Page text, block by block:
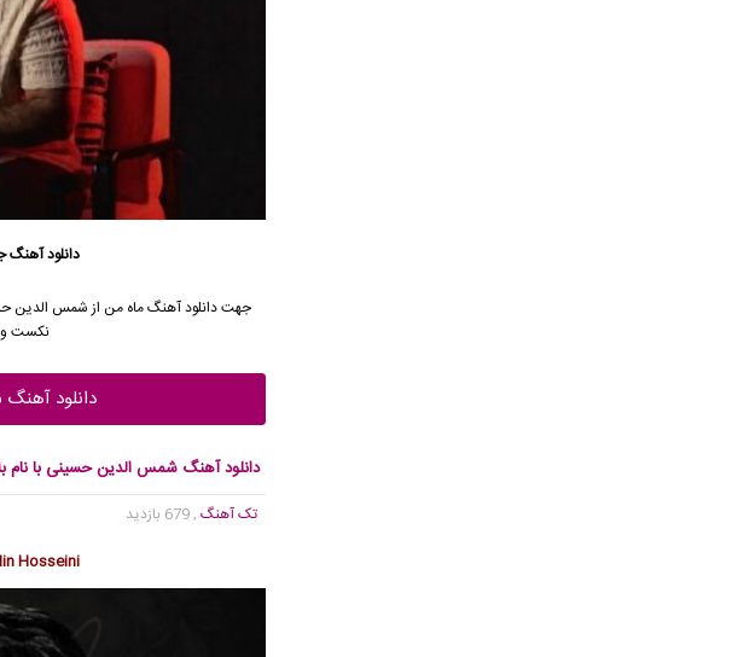
دانلود آهنگ
نکست
دانلود
دانلود آهنگ شمس الدین حسینی با نام
تک آهنگ, 679 بازدید
Hosseini